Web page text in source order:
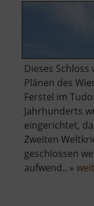
Dieses
Plänen des
Ferstel im
Jahrhunderts
eingerichtet,
Zweiten
geschlossen
aufwend.. »